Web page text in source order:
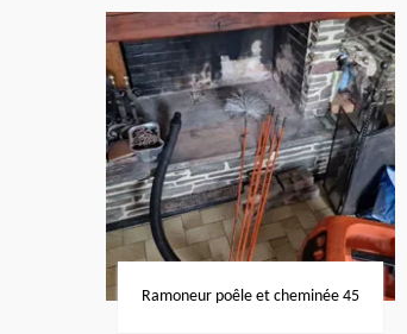
Ramoneur poêle et cheminée 45